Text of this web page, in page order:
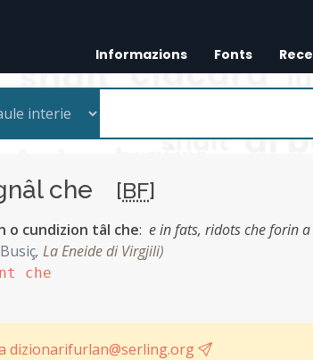
Informazions Fonts
che [BF]
o cundizion tâl che: e in fats, ridots che forin
, La Eneide di Virgjili)
che
dizionarifurlan@serling.org